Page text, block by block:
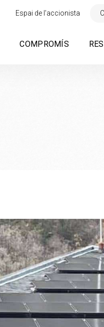
Espai de l'accionista
COMPROMÍS